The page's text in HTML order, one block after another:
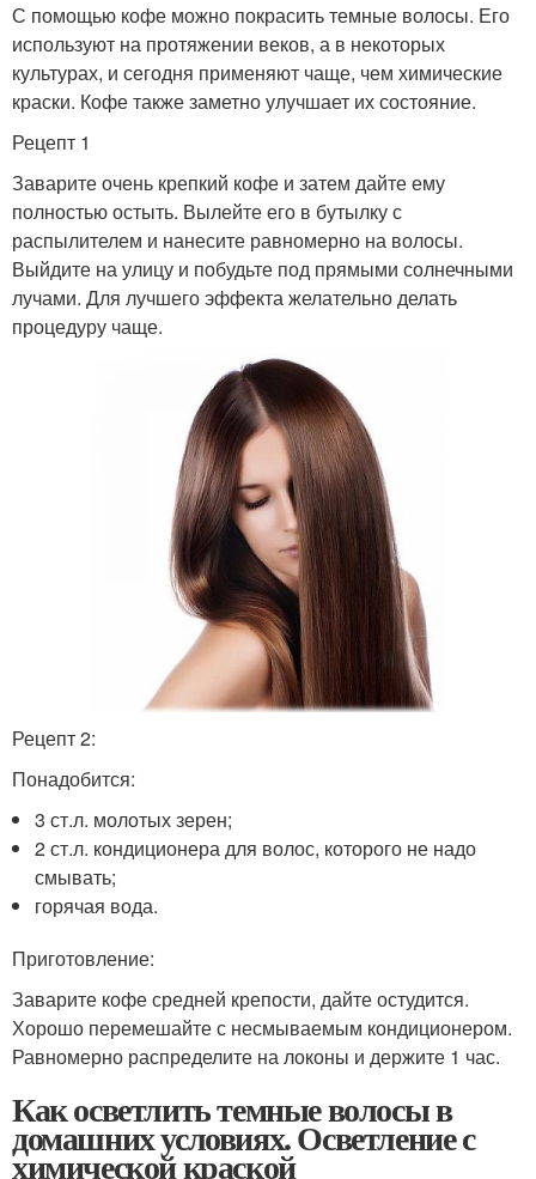
С помощью кофе можно покрасить темные волосы. Его
используют на протяжении веков, а в некоторых
культурах, и сегодня применяют чаще, чем химические
краски. Кофе также заметно улучшает их состояние.
Рецепт 1
Заварите очень крепкий кофе и затем дайте ему
полностью остыть. Вылейте его в бутылку с
распылителем и нанесите равномерно на волосы.
Выйдите на улицу и побудьте под прямыми солнечными
лучами. Для лучшего эффекта желательно делать
процедуру чаще.
Рецепт 2:
Понадобится:
3 ст.л. молотых зерен;
2 ст.л. кондиционера для волос, которого не надо
смывать;
горячая вода.
Приготовление:
Заварите кофе средней крепости, дайте остудится.
Хорошо перемешайте с несмываемым кондиционером.
Равномерно распределите на локоны и держите 1 час.
Как осветлить темные волосы в
домашних условиях. Осветление с
химической краской